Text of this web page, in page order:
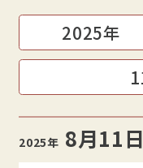
2025年 8月11日